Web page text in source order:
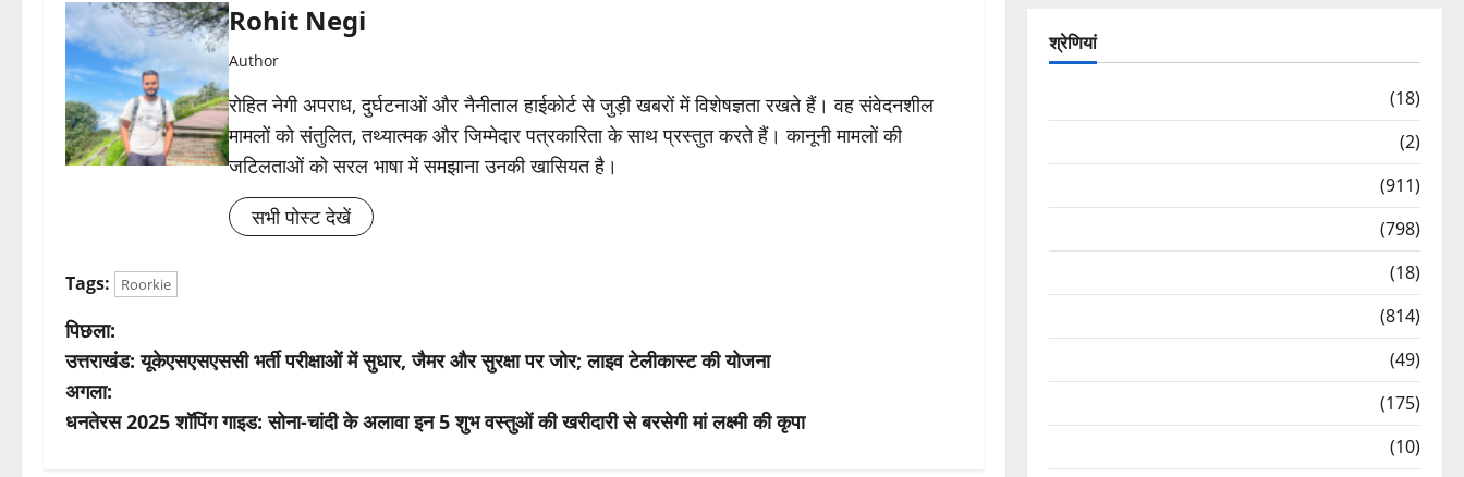
Rohit Negi
Author
रोहित नेगी अपराध, दुर्घटनाओं और नैनीताल हाईकोर्ट से जुड़ी खबरों में विशेषज्ञता रखते हैं। वह संवेदनशील
मामलों को संतुलित, तथ्यात्मक और जिम्मेदार पत्रकारिता के साथ प्रस्तुत करते हैं। कानूनी मामलों की
जटिलताओं को सरल भाषा में समझाना उनकी खासियत है।
सभी पोस्ट देखें
Tags: Roorkie
पो
स्ट
ने
पिछला:
उत्तराखंड: यूकेएसएसएससी भर्ती परीक्षाओं में सुधार, जैमर और सुरक्षा पर जोर; लाइव टेलीकास्ट की योजना
अगला:
धनतेरस 2025 शॉपिंग गाइड: सोना-चांदी के अलावा इन 5 शुभ वस्तुओं की खरीदारी से बरसेगी मां लक्ष्मी की कृपा
श्रेणियां
(18)
(2)
(911)
(798)
(18)
(814)
(49)
(175)
(10)